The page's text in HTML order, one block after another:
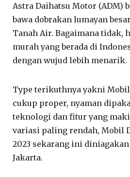
Astra Daihatsu Motor (ADM)
bawa dobrakan lumayan
Tanah Air. Bagaimana tidak,
murah yang berada di
dengan wujud lebih menarik.
Type terikuthnya yakni Mobil
cukup proper, nyaman
teknologi dan fitur yang
variasi paling rendah, Mobil
2023 sekarang ini diniagakan
Jakarta.